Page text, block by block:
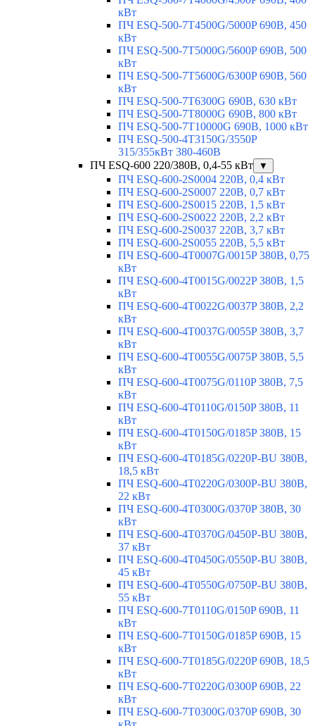
кВт
ПЧ ESQ-500-7T4500G/5000P 690В, 450
кВт
ПЧ ESQ-500-7T5000G/5600P 690В, 500
кВт
ПЧ ESQ-500-7T5600G/6300P 690В, 560
кВт
ПЧ ESQ-500-7T6300G 690В, 630 кВт
ПЧ ESQ-500-7T8000G 690В, 800 кВт
ПЧ ESQ-500-7T10000G 690В, 1000 кВт
ПЧ ESQ-500-4T3150G/3550P
315/355кВт 380-460В
ПЧ ESQ-600 220/380В, 0,4-55 кВт
▼
ПЧ ESQ-600-2S0004 220В, 0,4 кВт
ПЧ ESQ-600-2S0007 220В, 0,7 кВт
ПЧ ESQ-600-2S0015 220В, 1,5 кВт
ПЧ ESQ-600-2S0022 220В, 2,2 кВт
ПЧ ESQ-600-2S0037 220В, 3,7 кВт
ПЧ ESQ-600-2S0055 220В, 5,5 кВт
ПЧ ESQ-600-4T0007G/0015P 380В, 0,75
кВт
ПЧ ESQ-600-4T0015G/0022P 380В, 1,5
кВт
ПЧ ESQ-600-4T0022G/0037P 380В, 2,2
кВт
ПЧ ESQ-600-4T0037G/0055P 380В, 3,7
кВт
ПЧ ESQ-600-4T0055G/0075P 380В, 5,5
кВт
ПЧ ESQ-600-4T0075G/0110P 380В, 7,5
кВт
ПЧ ESQ-600-4T0110G/0150P 380В, 11
кВт
ПЧ ESQ-600-4T0150G/0185P 380В, 15
кВт
ПЧ ESQ-600-4T0185G/0220P-BU 380В,
18,5 кВт
ПЧ ESQ-600-4T0220G/0300P-BU 380В,
22 кВт
ПЧ ESQ-600-4T0300G/0370P 380В, 30
кВт
ПЧ ESQ-600-4T0370G/0450P-BU 380В,
37 кВт
ПЧ ESQ-600-4T0450G/0550P-BU 380В,
45 кВт
ПЧ ESQ-600-4T0550G/0750P-BU 380В,
55 кВт
ПЧ ESQ-600-7T0110G/0150P 690В, 11
кВт
ПЧ ESQ-600-7T0150G/0185P 690В, 15
кВт
ПЧ ESQ-600-7T0185G/0220P 690В, 18,5
кВт
ПЧ ESQ-600-7T0220G/0300P 690В, 22
кВт
ПЧ ESQ-600-7T0300G/0370P 690В, 30